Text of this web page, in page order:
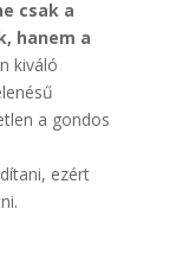
csak a
hanem a
kiváló
a gondos
ezért